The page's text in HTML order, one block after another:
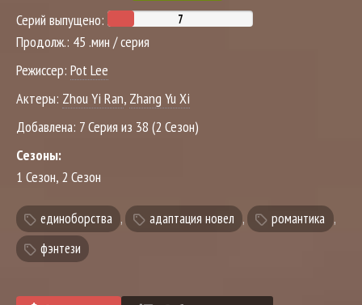
Серий выпущено:
Продолж.: 45 .мин / серия
Режиссер: Pot Lee
Актеры: Zhou Yi Ran, Zhang Yu Xi
Добавлена: 7 Серия из 38 (2 Сезон)
Сезоны:
1 Сезон, 2 Сезон
единоборства , адаптация новел , романтика ,
фэнтези